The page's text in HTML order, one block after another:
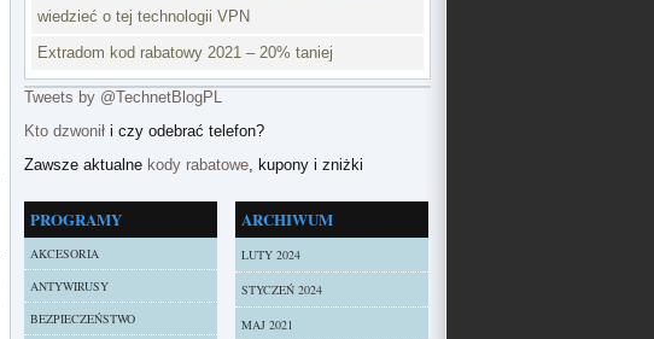
wiedzieć o tej technologii VPN
Extradom kod rabatowy 2021 – 20% taniej
Tweets by @TechnetBlogPL
Kto dzwonił i czy odebrać telefon?
Zawsze aktualne kody rabatowe, kupony i zniżki
ARCHIWUM
LUTY 2024
STYCZEŃ 2024
MAJ 2021
PROGRAMY
AKCESORIA
ANTYWIRUSY
BEZPIECZEŃSTWO